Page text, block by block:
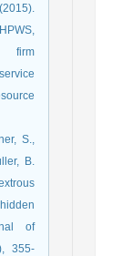
firm
S.,
B.
of
355-